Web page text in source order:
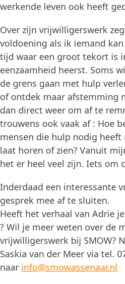
werkende leven ook heeft
Over zijn vrijwilligerswerk
voldoening als ik iemand
tijd waar een groot tekort is
eenzaamheid heerst. Soms
de grens gaan met hulp
of ontdek maar afstemming
dan direct weer om af te
trouwens ook vaak af : Hoe
mensen die hulp nodig
laat horen of zien? Vanuit
het er heel veel zijn. Iets om
Inderdaad een interessante
gesprek mee af te sluiten.
Heeft het verhaal van Adrie
? Wil je meer weten over de
vrijwilligerswerk bij SMOW?
Saskia van der Meer via tel.
naar info@smowassenaar.nl